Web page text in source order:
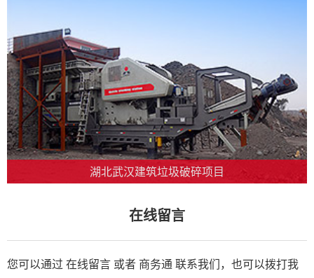
湖北武汉建筑垃圾破碎项目
在线留言
您可以通过 在线留言 或者 商务通联系我们，也可以拨打我